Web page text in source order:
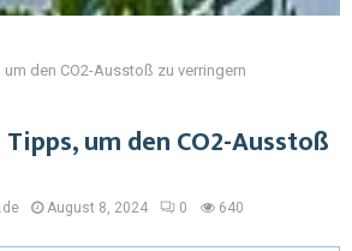
den CO2-Ausstoß zu verringern
um den CO2-Ausstoß
August 8, 2024 0 640